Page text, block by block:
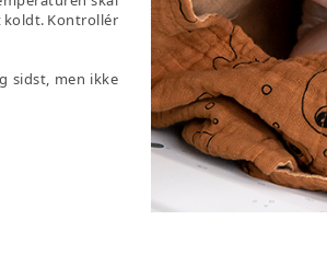
koldt. Kontrollér
sidst, men ikke